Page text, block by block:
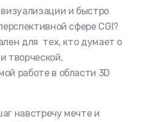
и быстро
сфере CGI?
для тех, кто думает о
творческой,
работе в области 3D
навстречу мечте и